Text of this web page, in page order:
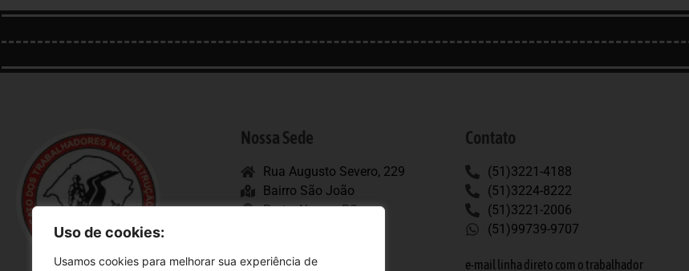
Uso de cookies:
Usamos cookies para melhorar sua experiência de
Nossa Sede
Rua Augusto Severo, 229
Bairro São João
Porto Alegre - RS
Contato
(51)3221-4188
(51)3224-8222
(51)3221-2006
(51)99739-9707
e-mail linha direto com o trabalhador